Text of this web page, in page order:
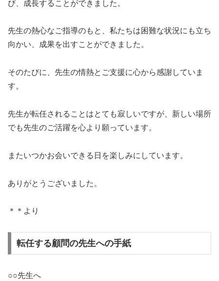
び、成長することができました。
先生の熱心なご指導のもと、私たちは困難な状況にも立ち
向かい、成果を出すことができました。
そのたびに、先生の情熱とご支援に心から感謝していま
す。
先生が転任されることはとても寂しいですが、新しい場所
でも先生のご活躍を心より願っています。
またいつかお会いできる日を楽しみにしています。
ありがとうございました。
＊＊より
転任する顧問の先生への手紙
○○先生へ